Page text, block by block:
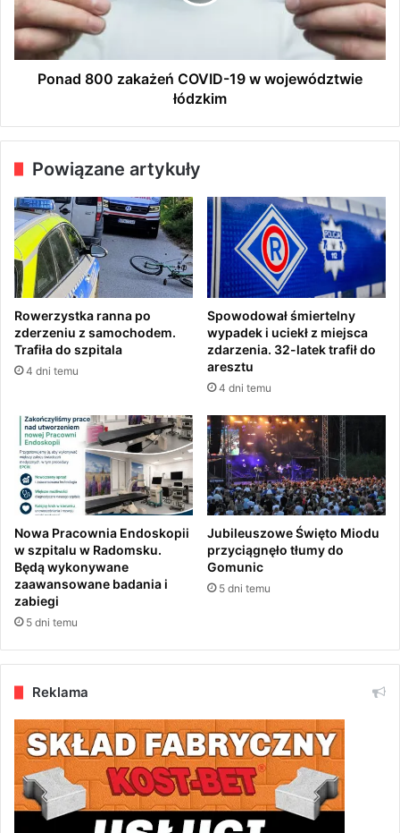
a
r
t
n
c
i
e
0
0
z
O
V
I
D
-
1
9
w
w
o
e
ó
d
z
w
i
e
ł
ó
d
m
Ponad 800 zakażeń COVID-19 w województwie
łódzkim
Powiązane artykuły
Rowerzystka ranna po
zderzeniu z samochodem.
Trafiła do szpitala
4 dni temu
Spowodował śmiertelny
wypadek i uciekł z miejsca
zdarzenia. 32-latek trafił do
aresztu
4 dni temu
Nowa Pracownia Endoskopii
w szpitalu w Radomsku.
Będą wykonywane
zaawansowane badania i
zabiegi
5 dni temu
Jubileuszowe Święto Miodu
przyciągnęło tłumy do
Gomunic
5 dni temu
Reklama